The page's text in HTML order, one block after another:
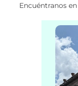
Encuéntranos